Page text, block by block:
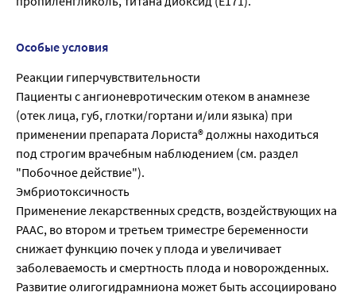
Особые условия
Реакции гиперчувствительности
Пациенты с ангионевротическим отеком в анамнезе
(отек лица, губ, глотки/гортани и/или языка) при
применении препарата Лориста® должны находиться
под строгим врачебным наблюдением (см. раздел
"Побочное действие").
Эмбриотоксичность
Применение лекарственных средств, воздействующих на
РААС, во втором и третьем триместре беременности
снижает функцию почек у плода и увеличивает
заболеваемость и смертность плода и новорожденных.
Развитие олигогидрамниона может быть ассоциировано